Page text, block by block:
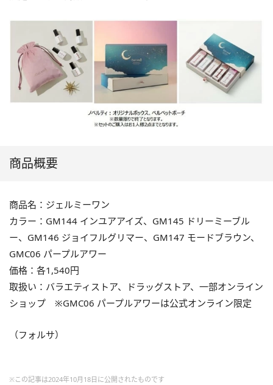
商品概要
商品名：ジェルミーワン
カラー：GM144 インユアアイズ、GM145 ドリーミーブル
ー、GM146 ジョイフルグリマー、GM147 モードブラウン、
GMC06 パープルアワー
価格：各1,540円
取扱い：バラエティストア、ドラッグストア、一部オンライン
ショップ ※GMC06 パープルアワーは公式オンライン限定
（フォルサ）
※この記事は2024年10月18日に公開されたものです